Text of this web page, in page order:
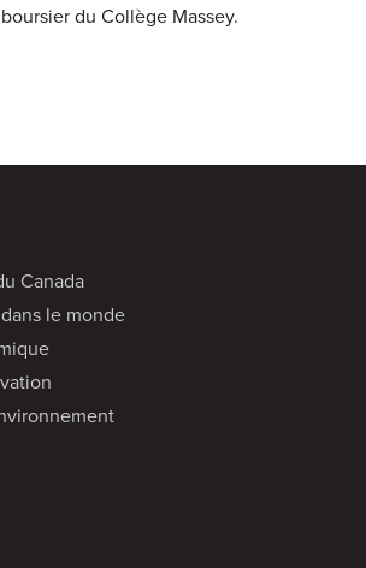
du Collège Massey.
Canada
le monde